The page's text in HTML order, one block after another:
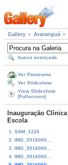
Gallery Araranguá
busca avançada
Ver Panorama
Ver Slideshow
View Slideshow
(Fullscreen)
Inauguração Clínica
Escola
1. SAM_1226
2. IMG_2016060...
3. IMG_2016060...
4. IMG_2016060...